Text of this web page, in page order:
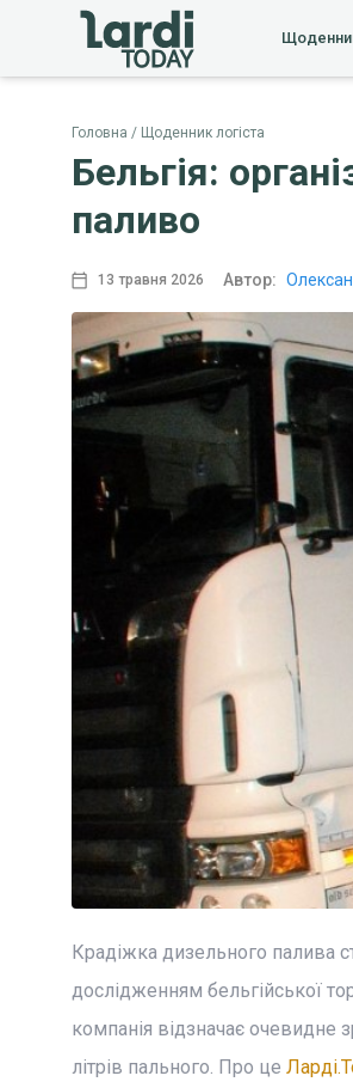
Головна Щоденник логіста
Бельгія:
паливо
13 травня 2026 Автор:
Крадіжка дизельного палива
дослідженням бельгійської
компанія відзначає очевидне
літрів пального. Про це